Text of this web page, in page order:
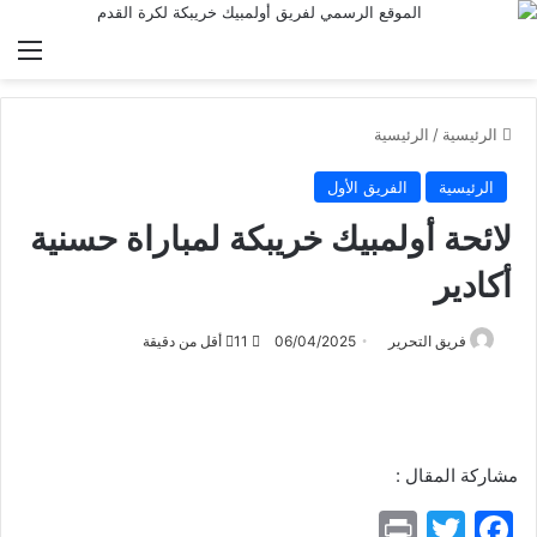
الرئيسية / الرئيسية
الرئيسية الفريق الأول
لائحة أولمبيك خريبكة لمباراة حسنية
أكادير
فريق التحرير 06/04/2025 أقل من دقيقة
مشاركة المقال :